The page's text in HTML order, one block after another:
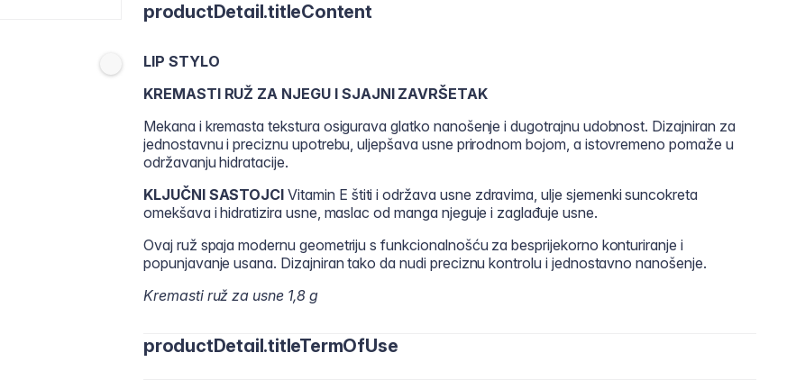
productDetail.titleContent
LIP STYLO
KREMASTI RUŽ ZA NJEGU I SJAJNI ZAVRŠETAK
Mekana i kremasta tekstura osigurava glatko nanošenje i dugotrajnu udobnost. Dizajniran za
jednostavnu i preciznu upotrebu, uljepšava usne prirodnom bojom, a istovremeno pomaže u
održavanju hidratacije.
KLJUČNI SASTOJCI Vitamin E štiti i održava usne zdravima, ulje sjemenki suncokreta
omekšava i hidratizira usne, maslac od manga njeguje i zaglađuje usne.
Ovaj ruž spaja modernu geometriju s funkcionalnošću za besprijekorno konturiranje i
popunjavanje usana. Dizajniran tako da nudi preciznu kontrolu i jednostavno nanošenje.
Kremasti ruž za usne 1,8 g
productDetail.titleTermOfUse